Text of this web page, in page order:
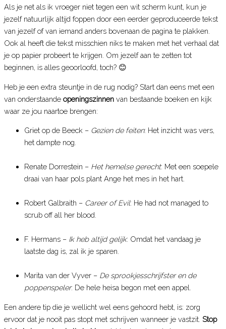
Als je net als ik vroeger niet tegen een wit scherm kunt, kun je
jezelf natuurlijk altijd foppen door een eerder geproduceerde tekst
van jezelf of van iemand anders bovenaan de pagina te plakken.
Ook al heeft die tekst misschien niks te maken met het verhaal dat
je op papier probeert te krijgen. Om jezelf aan te zetten tot
beginnen, is alles geoorloofd, toch? 😊
Heb je een extra steuntje in de rug nodig? Start dan eens met een
van onderstaande openingszinnen van bestaande boeken en kijk
waar ze jou naartoe brengen:
Griet op de Beeck – Gezien de feiten: Het inzicht was vers,
het dampte nog.
Renate Dorrestein – Het hemelse gerecht: Met een soepele
draai van haar pols plant Ange het mes in het hart.
Robert Galbraith – Career of Evil: He had not managed to
scrub off all her blood.
F. Hermans – Ik heb altijd gelijk: Omdat het vandaag je
laatste dag is, zal ik je sparen.
Marita van der Vyver – De sprookjesschrijfster en de
poppenspeler: De hele heisa begon met een appel.
Een andere tip die je wellicht wel eens gehoord hebt, is: zorg
ervoor dat je nooit pas stopt met schrijven wanneer je vastzit. Stop